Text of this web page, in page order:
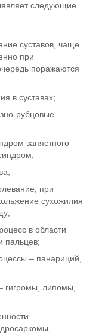
следующие
суставов, чаще
при
поражаются
в суставах;
рубцовые
запястного
при
сухожилия
в области
пальцев;
– панариций,
гигромы, липомы,